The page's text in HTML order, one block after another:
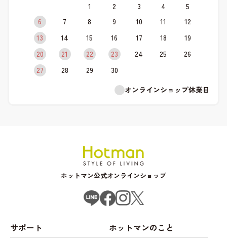
1 2 3 4
5
6
7 8 9 10 11
12
13
14 15 16 17 18
19
20
21 22 23 24 25
26
27
28 29
30
オンラインショップ休業日
ホットマン公式オンラインショップ
サポート ホットマンのこと